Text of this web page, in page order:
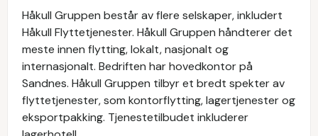
Håkull Gruppen består av flere selskaper, inkludert
Håkull Flyttetjenester. Håkull Gruppen håndterer det
meste innen flytting, lokalt, nasjonalt og
internasjonalt. Bedriften har hovedkontor på
Sandnes. Håkull Gruppen tilbyr et bredt spekter av
flyttetjenester, som kontorflytting, lagertjenester og
eksportpakking. Tjenestetilbudet inkluderer